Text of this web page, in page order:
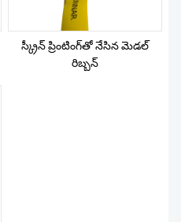
స్క్రీన్ ప్రింటింగ్‌తో నేసిన మెడల్
రిబ్బన్